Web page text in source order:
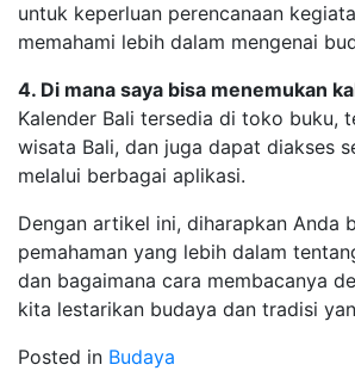
untuk keperluan perencanaan
memahami lebih dalam mengenai
4. Di mana saya bisa menemukan
Kalender Bali tersedia di toko buku,
wisata Bali, dan juga dapat diakses
melalui berbagai aplikasi.
Dengan artikel ini, diharapkan Anda
pemahaman yang lebih dalam
dan bagaimana cara membacanya
kita lestarikan budaya dan tradisi
Posted in Budaya